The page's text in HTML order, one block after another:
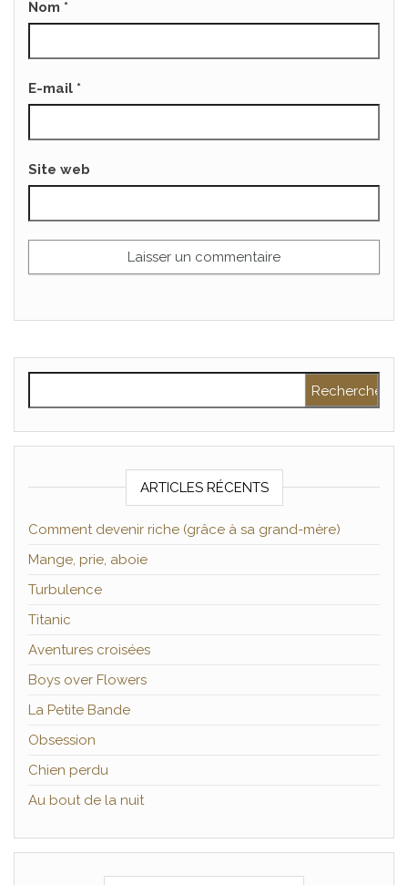
Nom *
E-mail *
Site web
ARTICLES RÉCENTS
Comment devenir riche (grâce à sa grand-mère)
Mange, prie, aboie
Turbulence
Titanic
Aventures croisées
Boys over Flowers
La Petite Bande
Obsession
Chien perdu
Au bout de la nuit